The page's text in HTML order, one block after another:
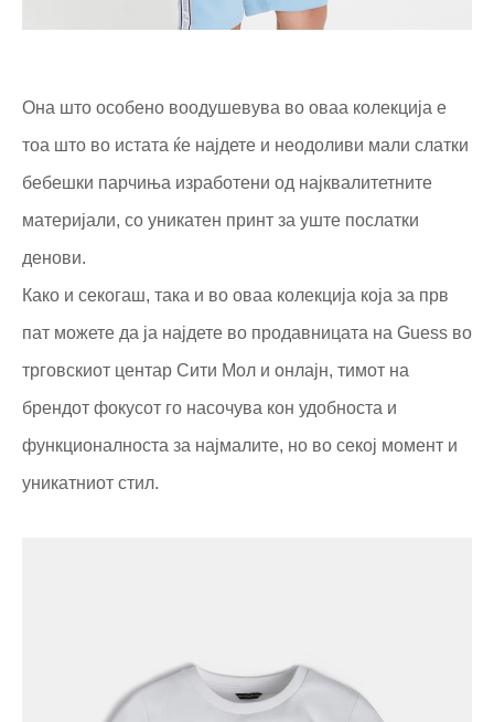
Она што особено воодушевува во оваа колекција е
тоа што во истата ќе најдете и неодоливи мали слатки
бебешки парчиња изработени од најквалитетните
материјали, со уникатен принт за уште послатки
денови.
Како и секогаш, така и во оваа колекција која за прв
пат можете да ја најдете во продавницата на Guess во
трговскиот центар Сити Мол и онлајн, тимот на
брендот фокусот го насочува кон удобноста и
функционалноста за најмалите, но во секој момент и
уникатниот стил.